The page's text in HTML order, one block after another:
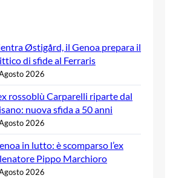
Østigård, il Genoa prepara il
di sfide al Ferraris
2026
rossoblù Carparelli riparte dal
nuova sfida a 50 anni
2026
in lutto: è scomparso l’ex
Pippo Marchioro
2026